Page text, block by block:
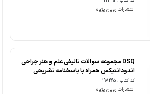
انتشارات رویان پژوه
DSQ مجموعه سوالات تالیفی علم و هنر جراحی
اندودانتیکس همراه با پاسخنامه تشریحی
کد کتاب : 198265
انتشارات رویان پژوه